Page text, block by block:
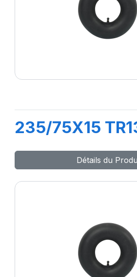
235/75X15
Détails du